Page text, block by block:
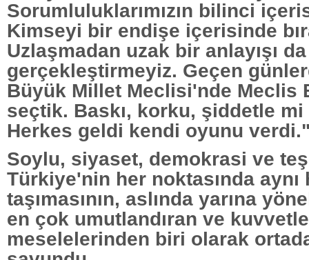
Sorumluluklarımızın bilinci
Kimseyi bir endişe içerisinde
Uzlaşmadan uzak bir anlayışı da
gerçekleştirmeyiz. Geçen
Büyük Millet Meclisi'nde Meclis
seçtik. Baskı, korku, şiddetle mi
Herkes geldi kendi oyunu
Soylu, siyaset, demokrasi ve
Türkiye'nin her noktasında aynı
taşımasının, aslında yarına
en çok umutlandıran ve
meselelerinden biri olarak